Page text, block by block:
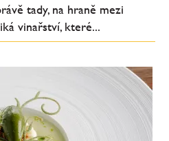
tady, na hraně mezi
vinařství, které...